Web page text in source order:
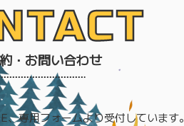
・お問い合わせ
専用フォームより受付しています。